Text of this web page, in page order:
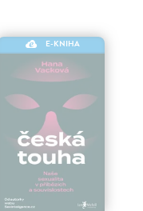
E-KNIHA